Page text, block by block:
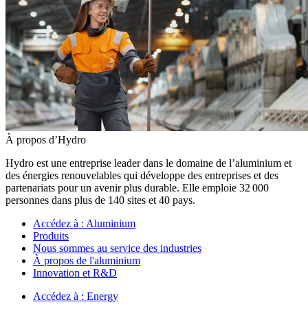
À propos d’Hydro
Hydro est une entreprise leader dans le domaine de l’aluminium et
des énergies renouvelables qui développe des entreprises et des
partenariats pour un avenir plus durable. Elle emploie 32 000
personnes dans plus de 140 sites et 40 pays.
Accédez à : Aluminium
Produits
Nous sommes au service des industries
À propos de l'aluminium
Innovation et R&D
Accédez à : Energy